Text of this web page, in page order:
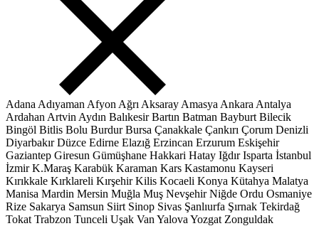
Adana Adıyaman Afyon Ağrı Aksaray Amasya Ankara Antalya
Ardahan Artvin Aydın Balıkesir Bartın Batman Bayburt Bilecik
Bingöl Bitlis Bolu Burdur Bursa Çanakkale Çankırı Çorum Denizli
Diyarbakır Düzce Edirne Elazığ Erzincan Erzurum Eskişehir
Gaziantep Giresun Gümüşhane Hakkari Hatay Iğdır Isparta İstanbul
İzmir K.Maraş Karabük Karaman Kars Kastamonu Kayseri
Kırıkkale Kırklareli Kırşehir Kilis Kocaeli Konya Kütahya Malatya
Manisa Mardin Mersin Muğla Muş Nevşehir Niğde Ordu Osmaniye
Rize Sakarya Samsun Siirt Sinop Sivas Şanlıurfa Şırnak Tekirdağ
Tokat Trabzon Tunceli Uşak Van Yalova Yozgat Zonguldak